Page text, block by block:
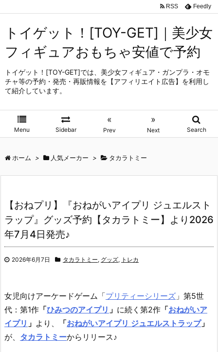
トイゲット！[TOY-GET]｜美少女
フィギュアおもちゃ安値で予約
トイゲット！[TOY-GET]では、美少女フィギュア・ガンプラ・オモ
チャ等の予約・発売・再販情報を【アフィリエイト広告】を利用し
て紹介しています。
Menu Sidebar
«
Prev
»
Next Search
RSS Feedly
ホーム > 人気メーカー > タカラトミー
【おねプリ】『おねがいアイプリ ジュエルスト
ラップ』グッズ予約【タカラトミー】より2026
年7月4日発売♪
2026年6月7日 タカラトミー, グッズ, トレカ
女児向けアーケードゲーム「プリティーシリーズ 」第5世
代：第1作 「ひみつのアイプリ 」 に続く第2作 「おねがいア
イプリ 」 より、 「おねがいアイプリ ジュエルストラップ」
が、 タカラトミーからリリース♪